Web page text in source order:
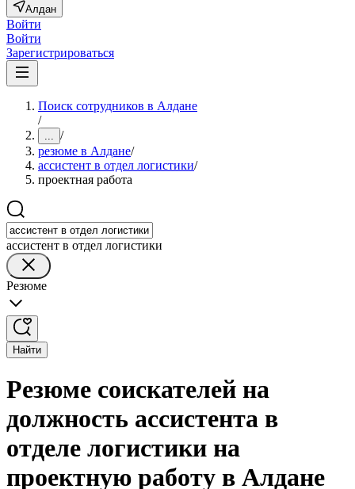
Алдан
Войти
Войти
Зарегистрироваться
Поиск сотрудников в Алдане
/
... /
резюме в Алдане/
ассистент в отдел логистики/
проектная работа
ассистент в отдел логистики
Резюме
Найти
Резюме соискателей на
должность ассистента в
отделе логистики на
проектную работу в Алдане